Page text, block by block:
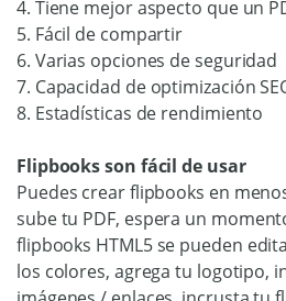
4. Tiene mejor aspecto que un
5. Fácil de compartir
6. Varias opciones de seguridad
7. Capacidad de optimización
8. Estadísticas de rendimiento
Flipbooks son fácil de usar
Puedes crear flipbooks en
sube tu PDF, espera un
flipbooks HTML5 se pueden
los colores, agrega tu logotipo,